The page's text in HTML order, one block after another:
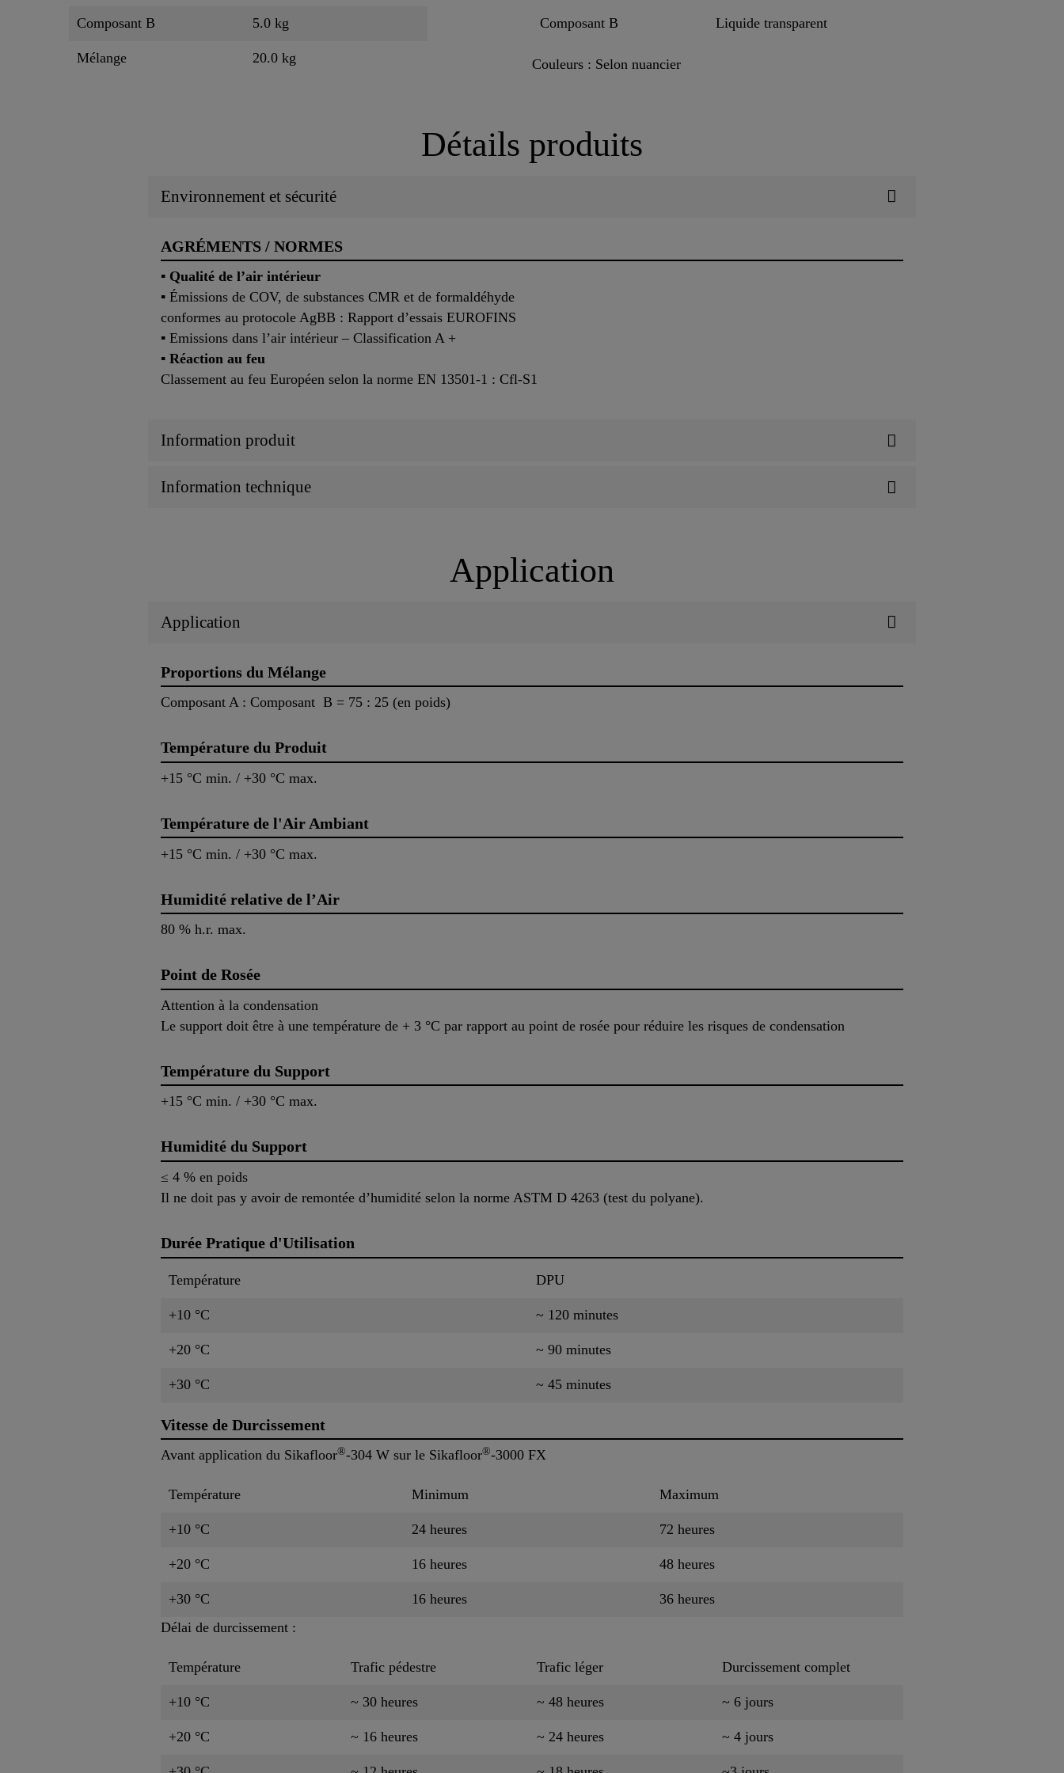
Composant B 5.0 kg
Mélange 20.0 kg
Composant B Liquide transparent
Couleurs : Selon nuancier
Détails produits
Environnement et sécurité
AGRÉMENTS / NORMES
▪ Qualité de l’air intérieur
▪ Émissions de COV, de substances CMR et de formaldéhyde
conformes au protocole AgBB : Rapport d’essais EUROFINS
▪ Emissions dans l’air intérieur – Classification A +
▪ Réaction au feu
Classement au feu Européen selon la norme EN 13501-1 : Cfl-S1
Information produit
Information technique
Application
Application
Proportions du Mélange
Composant A : Composant B = 75 : 25 (en poids)
Température du Produit
+15 °C min. / +30 °C max.
Température de l'Air Ambiant
+15 °C min. / +30 °C max.
Humidité relative de l’Air
80 % h.r. max.
Point de Rosée
Attention à la condensation
Le support doit être à une température de + 3 °C par rapport au point de rosée pour réduire les risques de condensation
Température du Support
+15 °C min. / +30 °C max.
Humidité du Support
≤ 4 % en poids
Il ne doit pas y avoir de remontée d’humidité selon la norme ASTM D 4263 (test du polyane).
Durée Pratique d'Utilisation
Température DPU
+10 °C ~ 120 minutes
+20 °C ~ 90 minutes
+30 °C ~ 45 minutes
Vitesse de Durcissement
Avant application du Sikafloor®-304 W sur le Sikafloor®-3000 FX
Température Minimum Maximum
+10 °C 24 heures 72 heures
+20 °C 16 heures 48 heures
+30 °C 16 heures
36 heures
Délai de durcissement :
Température Trafic pédestre Trafic léger Durcissement complet
+10 °C ~ 30 heures ~ 48 heures ~ 6 jours
+20 °C ~ 16 heures ~ 24 heures ~ 4 jours